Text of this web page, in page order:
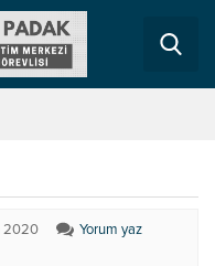
2020
Yorum yaz